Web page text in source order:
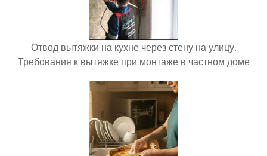
Отвод вытяжки на кухне через стену на улицу.
Требования к вытяжке при монтаже в частном доме